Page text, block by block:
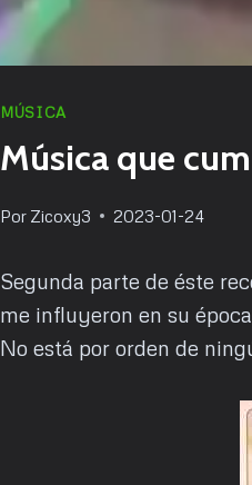
MÚSICA
Música que
Por Zicoxy3 2023-01-24
Segunda parte de éste
me influyeron en su
No está por orden de